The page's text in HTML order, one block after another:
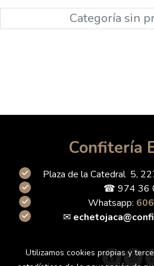
Categoría sin
Confitería
Plaza de la Catedral 5,
☎ 974 36
Whatsapp:
✉
Utilizamos cookies propias y